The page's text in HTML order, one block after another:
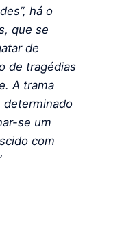
há o
que se
de
de tragédias
A trama
determinado
se um
com